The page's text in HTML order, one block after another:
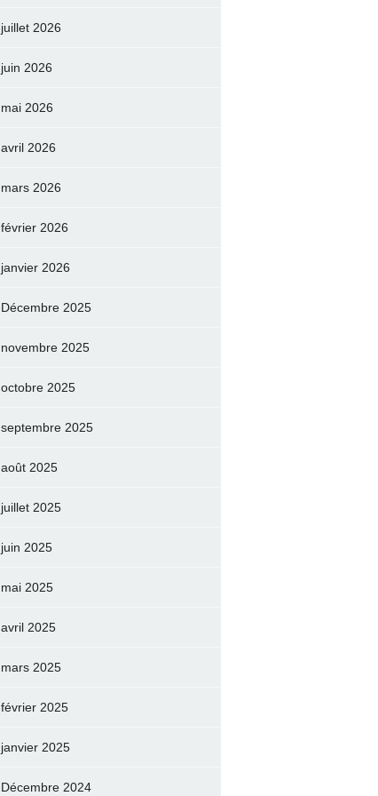
juillet 2026
juin 2026
mai 2026
avril 2026
mars 2026
février 2026
janvier 2026
Décembre 2025
novembre 2025
octobre 2025
septembre 2025
août 2025
juillet 2025
juin 2025
mai 2025
avril 2025
mars 2025
février 2025
janvier 2025
Décembre 2024